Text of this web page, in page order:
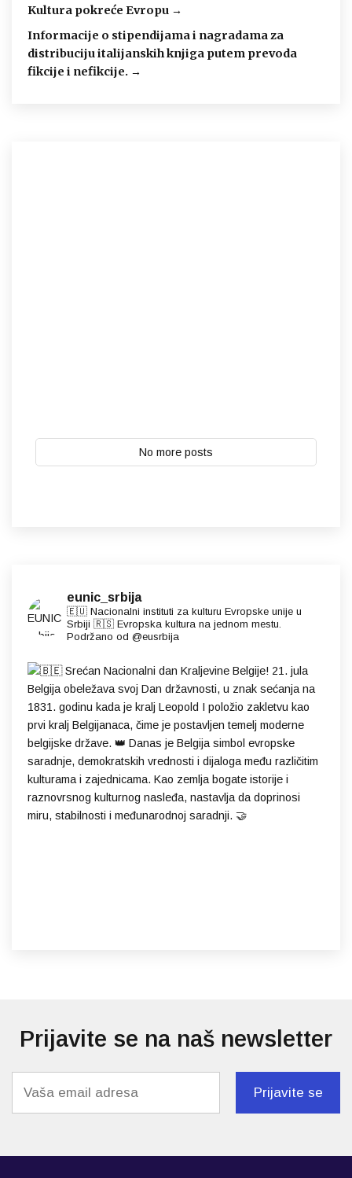
Kultura pokreće Evropu →
Informacije o stipendijama i nagradama za
distribuciju italijanskih knjiga putem prevoda
fikcije i nefikcije. →
No more posts
eunic_srbija
🇪🇺 Nacionalni instituti za kulturu Evropske unije u
Srbiji 🇷🇸 Evropska kultura na jednom mestu.
Podržano od @eusrbija
Prijavite se na naš newsletter